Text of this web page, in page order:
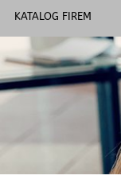
KATALOG FIREM